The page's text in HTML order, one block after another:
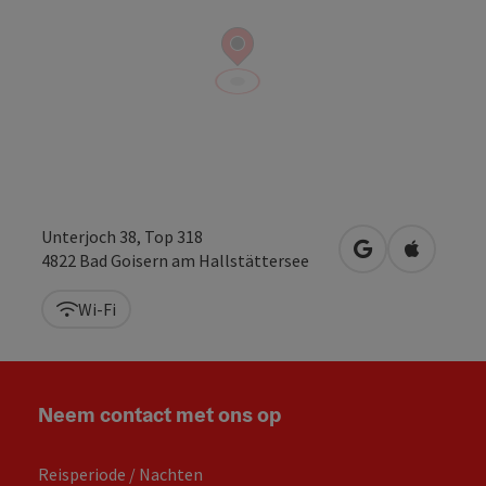
Unterjoch 38, Top 318
4822 Bad Goisern am Hallstättersee Openen inOpenen
Wi-Fi
Neem contact met ons op
Reisperiode / Nachten